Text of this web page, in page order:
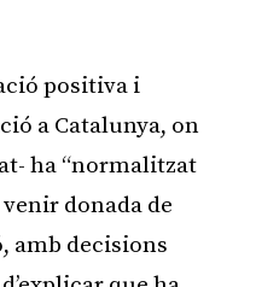
positiva i
a Catalunya, on
ha “normalitzat
donada de
amb decisions